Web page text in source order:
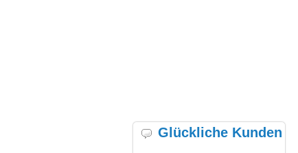
Glückliche Kunden